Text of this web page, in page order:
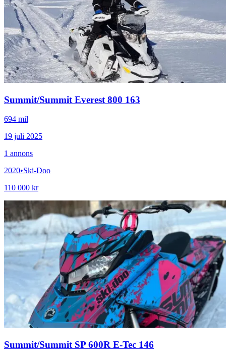
Summit/Summit Everest 800 163
694 mil
19 juli 2025
1 annons
2020•Ski-Doo
110 000 kr
Summit/Summit SP 600R E-Tec 146